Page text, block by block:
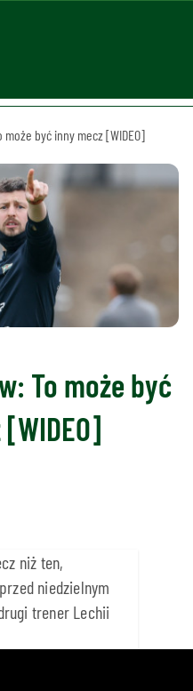
być inny mecz [WIDEO]
To może być
niż ten,
niedzielnym
trener Lechii